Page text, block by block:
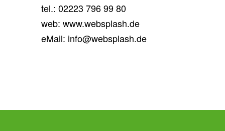
tel.: 02223 796 99 80
web: www.websplash.de
eMail: info@websplash.de